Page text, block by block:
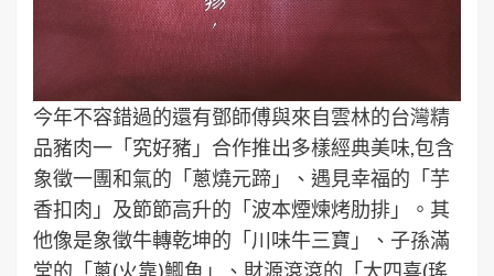
今年不容錯過的還有鄧師傅與來自雲林的台灣精
品豬肉一「究好豬」合作推出多樣經典美味,包含
象徵一團和氣的「蔥燒元蹄」、遇見幸福的「芋
香扣肉」及節節高升的「波本煙煉烤肋排」。其
他像是象徵牛轉乾坤的「川味牛三寶」、子孫滿
堂的「蔥(火靠)鯽魚」、財源滾滾的「大四喜(瑤